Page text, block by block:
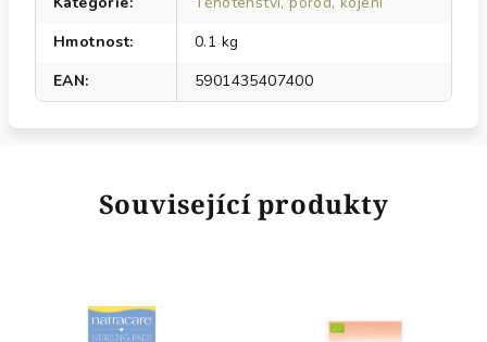
Hmotnost:
0.1 kg
EAN: 5901435407400
Související produkty